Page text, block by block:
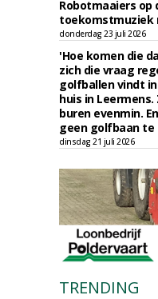
Robotmaaiers op
toekomstmuziek
donderdag 23 juli 2026
'Hoe komen die
zich die vraag
golfballen vindt
huis in
buren evenmin.
geen golfbaan te
dinsdag 21 juli 2026
TRENDING